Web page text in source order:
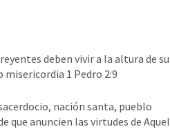
deben vivir a la altura de su
misericordia 1 Pedro 2:9
que anuncien las virtudes de Aquel